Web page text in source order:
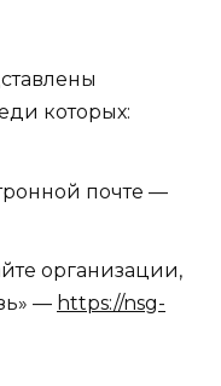
которых:
почте —
организации,
— https://nsg-